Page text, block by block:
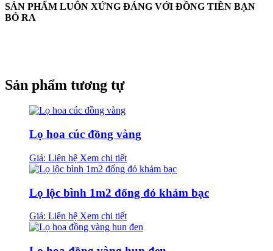
SẢN PHẨM LUÔN XỨNG ĐÁNG VỚI ĐỒNG TIỀN BẠN
BỎ RA
Sản phẩm tương tự
Lọ hoa cúc đồng vàng
Giá: Liên hệ Xem chi tiết
Lọ lộc bình 1m2 đổng đỏ khảm bạc
Giá: Liên hệ Xem chi tiết